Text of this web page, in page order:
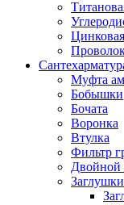
Муфта
Бобышки
Бочата
Воронка
Втулка
Фильтр
Двойной